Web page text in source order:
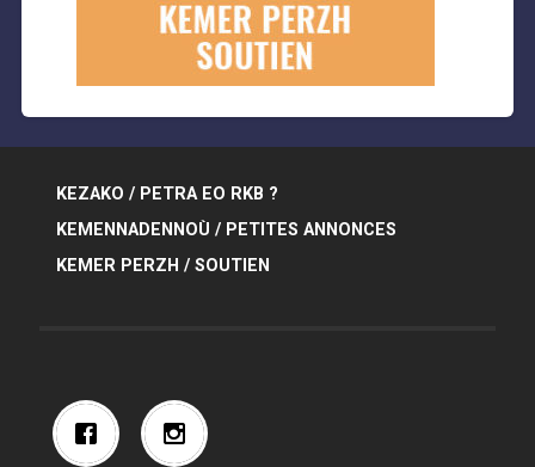
KEZAKO / PETRA EO RKB ?
KEMENNADENNOÙ / PETITES ANNONCES
KEMER PERZH / SOUTIEN